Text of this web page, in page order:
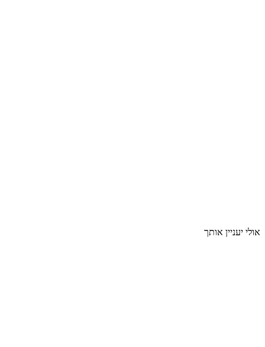
אולי יעניין אותך